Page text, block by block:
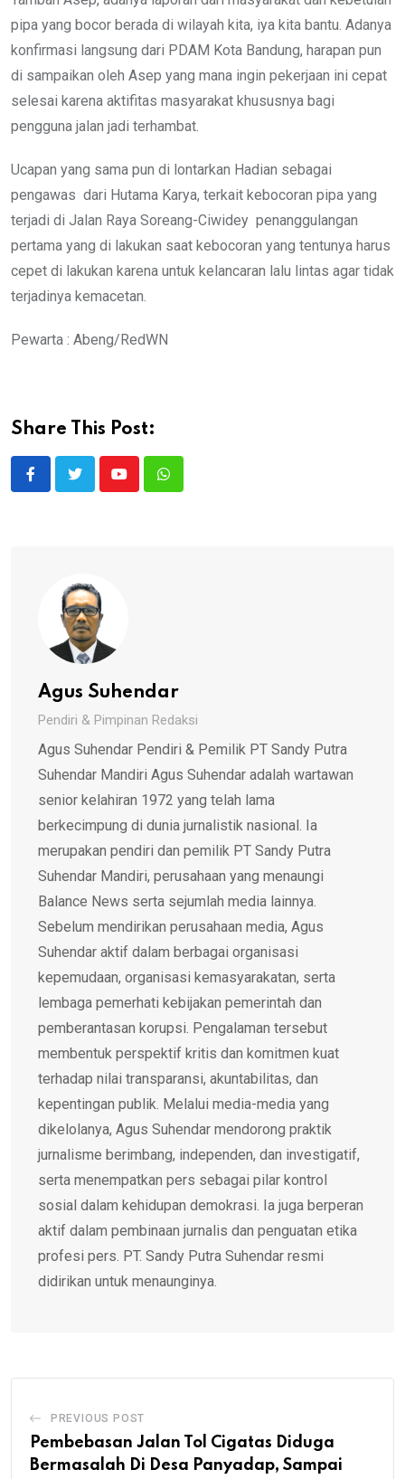
pipa yang bocor berada di wilayah kita, iya kita bantu. Adanya
konfirmasi langsung dari PDAM Kota Bandung, harapan pun
di sampaikan oleh Asep yang mana ingin pekerjaan ini cepat
selesai karena aktifitas masyarakat khususnya bagi
pengguna jalan jadi terhambat.
Ucapan yang sama pun di lontarkan Hadian sebagai
pengawas dari Hutama Karya, terkait kebocoran pipa yang
terjadi di Jalan Raya Soreang-Ciwidey penanggulangan
pertama yang di lakukan saat kebocoran yang tentunya harus
cepet di lakukan karena untuk kelancaran lalu lintas agar tidak
terjadinya kemacetan.
Pewarta : Abeng/RedWN
Share This Post:
YoutubeWhatsapp
Agus Suhendar
Pendiri & Pimpinan Redaksi
Agus Suhendar Pendiri & Pemilik PT Sandy Putra
Suhendar Mandiri Agus Suhendar adalah wartawan
senior kelahiran 1972 yang telah lama
berkecimpung di dunia jurnalistik nasional. Ia
merupakan pendiri dan pemilik PT Sandy Putra
Suhendar Mandiri, perusahaan yang menaungi
Balance News serta sejumlah media lainnya.
Sebelum mendirikan perusahaan media, Agus
Suhendar aktif dalam berbagai organisasi
kepemudaan, organisasi kemasyarakatan, serta
lembaga pemerhati kebijakan pemerintah dan
pemberantasan korupsi. Pengalaman tersebut
membentuk perspektif kritis dan komitmen kuat
terhadap nilai transparansi, akuntabilitas, dan
kepentingan publik. Melalui media-media yang
dikelolanya, Agus Suhendar mendorong praktik
jurnalisme berimbang, independen, dan investigatif,
serta menempatkan pers sebagai pilar kontrol
sosial dalam kehidupan demokrasi. Ia juga berperan
aktif dalam pembinaan jurnalis dan penguatan etika
profesi pers. PT. Sandy Putra Suhendar resmi
didirikan untuk menaunginya.
PREVIOUS POST
Pembebasan Jalan Tol Cigatas Diduga
Bermasalah Di Desa Panyadap, Sampai